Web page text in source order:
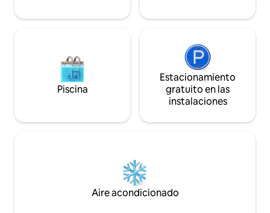
Piscina
Estacionamiento
gratuito en las
instalaciones
Aire acondicionado